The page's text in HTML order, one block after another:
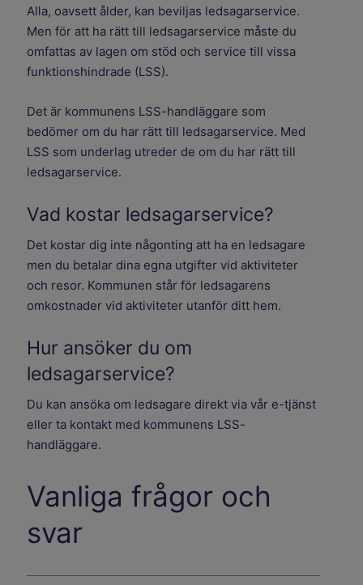
Alla, oavsett ålder, kan beviljas ledsagarservice.
Men för att ha rätt till ledsagarservice måste du
omfattas av lagen om stöd och service till vissa
funktionshindrade (LSS).
Det är kommunens LSS-handläggare som
bedömer om du har rätt till ledsagarservice. Med
LSS som underlag utreder de om du har rätt till
ledsagarservice.
Vad kostar ledsagarservice?
Det kostar dig inte någonting att ha en ledsagare
men du betalar dina egna utgifter vid aktiviteter
och resor. Kommunen står för ledsagarens
omkostnader vid aktiviteter utanför ditt hem.
Hur ansöker du om
ledsagarservice?
Du kan ansöka om ledsagare direkt via vår e-tjänst
eller ta kontakt med kommunens LSS-
handläggare.
Vanliga frågor och
svar